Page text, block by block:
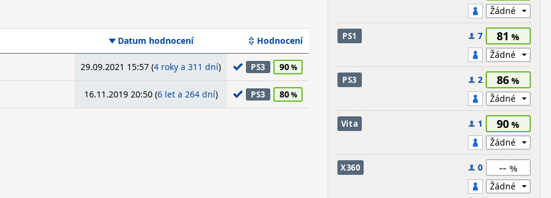
Datum hodnocení Hodnocení
29.09.2021 15:57 (4 roky a 311 dní) PS3 90
16.11.2019 20:50 (6 let a 264 dní) PS3 80
PS1 7 81
PS3 2 86
Vita 1 90
X360 0 --